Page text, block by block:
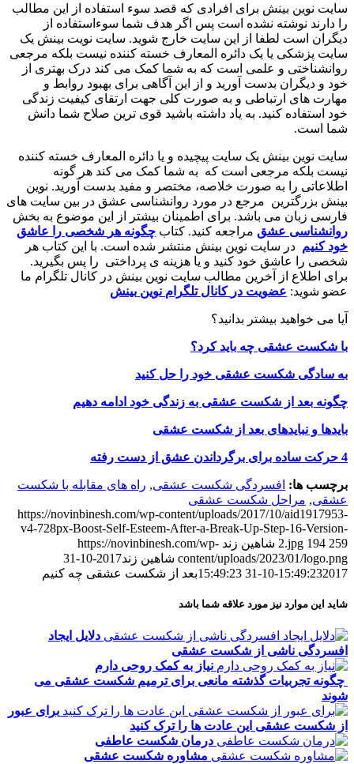
سایت نوین بینش برای افرادی که قصد سوء استفاده از این مطالب
را دارند نوشته نشده است پس اگر هدف شما سوءاستفاده از
دیگران است لطفا از این سایت خارج شوید. سایت نویت بینش یک
سایت پزشکی یا یک دائره المعارف خسته کننده نیست بلکه مرجعی
روانشناختی و علمی است که به شما کمک می کند درک بهتری از
خود و دیگران بدست آورید و از این آگاهی برای بهبود روابط و
مهارت های ارتباطی و به صورت کلی جهت ارتقای کیفیت زندگی
خود استفاده کنید. به یاد داشته باشید قوی ترین صلاح شما دانش
شما است.
سایت نوین بینش یک سایت پیچیده و یا دائره المعارف خسته کننده
نیست بلکه مرجعی است که به شما کمک می کند هر گونه
اطلاعاتی را به صورت خلاصه، مختصر و مفید بدست آورید. نوین
بینش بزرگترین مرجع در مورد روانشناسی عشق در بین سایت های
فارسی زبان می باشد. برای اطمینان بیشتر از این موضوع به بخش
روانشناسی عشق مراجعه کنید. کتاب چگونه هر شخصی را
عاشق
خود کنیم در سایت نوین بینش منتشر شده است. با این کتاب هر
شخصی را عاشق خود کنید و یا هزینه ی پرداختی را پس بگیرید.
برای اطلاع از آخرین مطالب سایت نوین بینش در کانال تلگرام ما
عضو شوید: عضویت در کانال تلگرام نوین بینش
آیا می خواهید بیشتر بدانید؟
با شکست عشقی چه باید کرد؟
به سادگی شکست عشقی خود را حل کنید
چگونه بعد از شکست عشقی به زندگی خود ادامه دهیم
بایدها و نبایدهای بعد از شکست عشقی
4 حرکت ساده برای برگرداندن عشق از دست رفته
برچسب ها: افسردگی شکست عشقی, راه های مقابله با شکست
عشقی, مراحل شکست عشقی
https://novinbinesh.com/wp-content/uploads/2017/10/aid1917953-
v4-728px-Boost-Self-Esteem-After-a-Break-Up-Step-16-Version-
2.jpg 194 259 شاهین زند https://novinbinesh.com/wp-
content/uploads/2023/01/logo.png شاهین زند
2017-10-31
15:49:232017-10-31 15:49:23 بعد از شکست عشقی چه کنیم
شاید این موارد نیز مورد علاقه شما باشد
دلایل ایجاد
افسردگی ناشی از شکست عشقی
نیاز به کمک روحی دارم
چگونه تجربیات گذشته مانعی برای ترمیم شکست عشقی می
شوند
برای عبور
از شکست عشقی این عادت ها را ترک کنید
درمان شکست عاطفی
مشاوره شکست عشقی